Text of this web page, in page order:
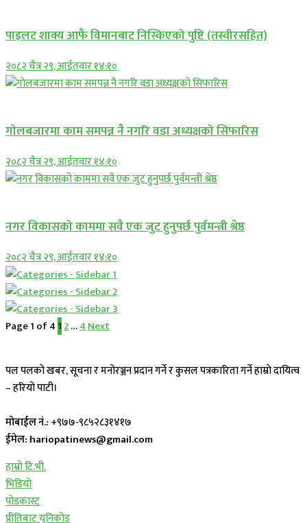
पाइलट शाक्य आफैं विमानबाट निस्किएको पुष्टि (तस्वीरसहित)
२०८२ चैत्र २९, आईतवार १४:१०
गाेलबजारमा काम समपन्न नै नगरि वडा अध्यक्षको सिफारिस
२०८२ चैत्र २९, आईतवार १४:१०
नगर विकासको काममा सवै एक जुट हुनुपर्छ पुर्वमन्त्री श्रेष्ठ
२०८२ चैत्र २९, आईतवार १४:१०
Page 1 of 4 12…4Next
पल पलको खबर, सूचना र मनोरञ्जन प्रदान गर्ने र कुसल पत्रकारिता गर्ने हाम्रो दायित्व
– हरियो पाटी।
मोबाईल नं.: +९७७-९८५२८३१४१७
ईमेल: hariopatinews@gmail.com
हाम्रो टि.भी.
भिडियो
पोडकास्ट
प्रीतिबाट युनिकोड